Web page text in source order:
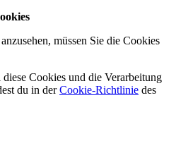
müssen Sie die Cookies
Cookies und die Verarbeitung
du in derCookie-Richtlinie des